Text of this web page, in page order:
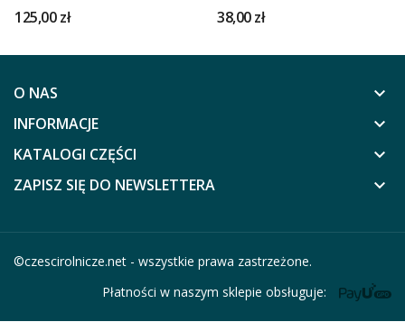
125,00 zł 38,00 zł
O NAS keyboard_arrow_down
INFORMACJE keyboard_arrow_down
KATALOGI CZĘŚCI keyboard_arrow_down
ZAPISZ SIĘ DO NEWSLETTERA keyboard_arrow_down
©czescirolnicze.net - wszystkie prawa zastrzeżone.
Płatności w naszym sklepie obsługuje: